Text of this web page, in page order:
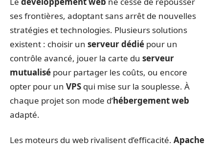
ses frontières, adoptant sans arrêt de nouvelles
stratégies et technologies. Plusieurs solutions
existent : choisir un serveur dédié pour un
contrôle avancé, jouer la carte du serveur
mutualisé pour partager les coûts, ou encore
opter pour un VPS qui mise sur la souplesse. À
chaque projet son mode d’hébergement web
adapté.
Les moteurs du web rivalisent d’efficacité. Apache